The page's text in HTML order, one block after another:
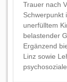
Trauer nach
Schwerpunkt
unerfülltem
belastender
Ergänzend
Linz sowie